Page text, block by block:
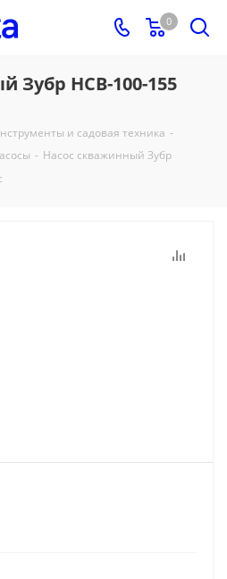
0
Зубр НСВ-100-155
и садовая техника -
- Насос скважинный Зубр